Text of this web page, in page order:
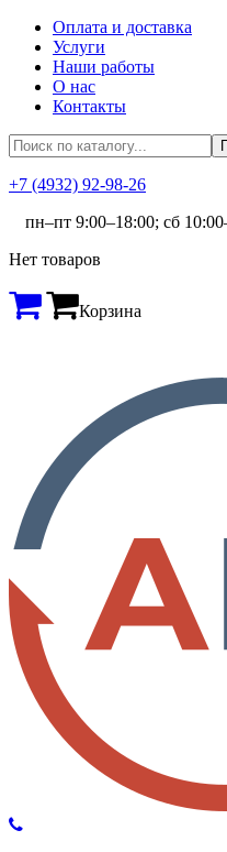
Оплата и доставка
Услуги
Наши работы
О нас
Контакты
+7 (4932) 92-98-26
пн–пт 9:00–18:00; сб
Нет товаров
Корзина